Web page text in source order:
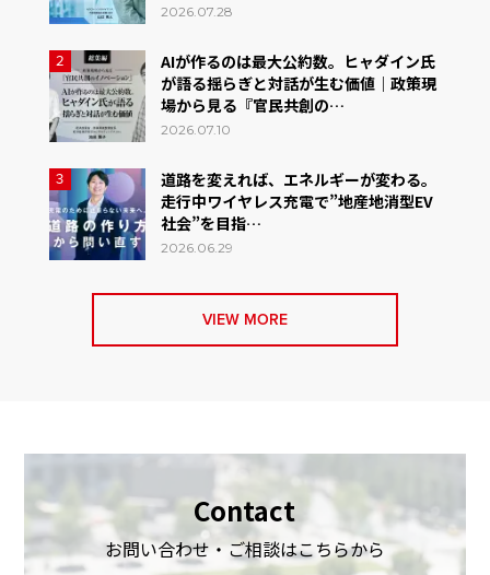
2026.07.28
2
AIが作るのは最大公約数。ヒャダイン氏
が語る揺らぎと対話が生む価値｜政策現
場から見る『官民共創の…
2026.07.10
3
道路を変えれば、エネルギーが変わる。
走行中ワイヤレス充電で”地産地消型EV
社会”を目指…
2026.06.29
VIEW MORE
Contact
お問い合わせ・ご相談はこちらから